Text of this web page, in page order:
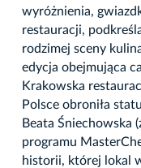
wyróżnienia,
restauracji,
rodzimej sceny
edycja obejmująca
Krakowska
Polsce obroniła
Beata Śniechowska
programu
historii, której lokal